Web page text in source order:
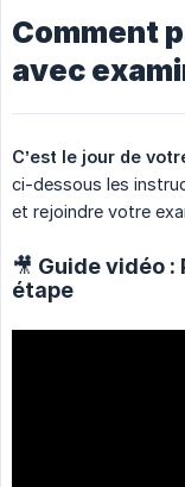
Comment
avec
C’est le jour de
ci-dessous les
et rejoindre votre
🎥 Guide vidéo
étape